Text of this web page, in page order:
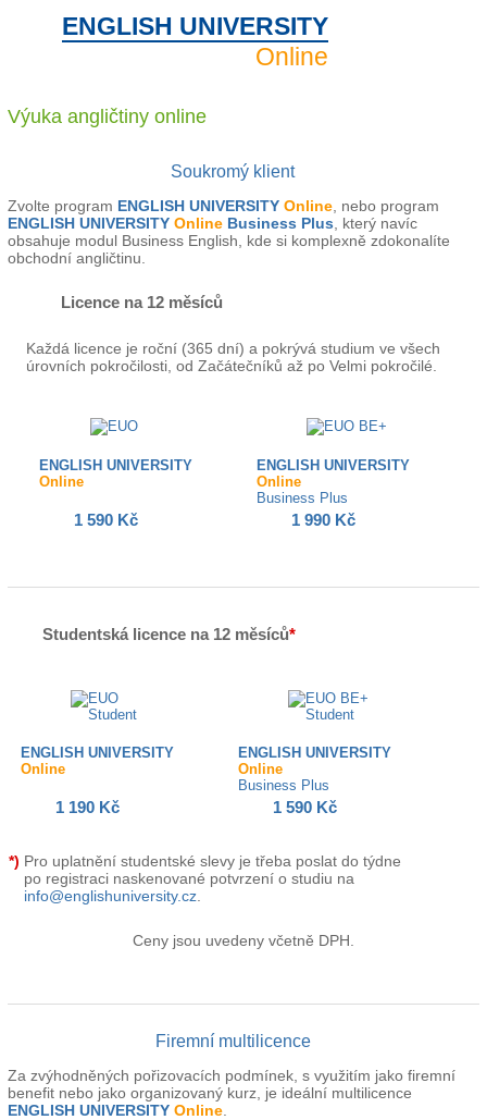
ENGLISH UNIVERSITY
Online
Výuka angličtiny online
Soukromý klient
Zvolte program ENGLISH UNIVERSITY Online , nebo program
ENGLISH UNIVERSITY Online Business Plus , který navíc
obsahuje modul Business English, kde si komplexně zdokonalíte
obchodní angličtinu.
Licence na 12 měsíců
Každá licence je roční (365 dní) a pokrývá studium ve všech
úrovních pokročilosti, od Začátečníků až po Velmi pokročilé.
ENGLISH UNIVERSITY
Online
1 590 Kč
ENGLISH UNIVERSITY
Online
Business Plus
1 990 Kč
Studentská licence na 12 měsíců*
ENGLISH UNIVERSITY
Online
1 190 Kč
ENGLISH UNIVERSITY
Online
Business Plus
1 590 Kč
*) Pro uplatnění studentské slevy je třeba poslat do týdne
po registraci naskenované potvrzení o studiu na
info@englishuniversity.cz
Ceny jsou uvedeny včetně DPH.
Firemní multilicence
Za zvýhodněných pořizovacích podmínek, s využitím jako firemní
benefit nebo jako organizovaný kurz, je ideální multilicence
ENGLISH UNIVERSITY Online